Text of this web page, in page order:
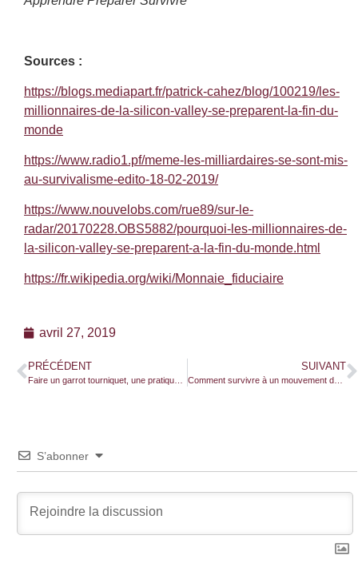
Sources :
https://blogs.mediapart.fr/patrick-cahez/blog/100219/les-
millionnaires-de-la-silicon-valley-se-preparent-la-fin-du-
monde
https://www.radio1.pf/meme-les-milliardaires-se-sont-mis-
au-survivalisme-edito-18-02-2019/
https://www.nouvelobs.com/rue89/sur-le-
radar/20170228.OBS5882/pourquoi-les-millionnaires-de-
la-silicon-valley-se-preparent-a-la-fin-du-monde.html
https://fr.wikipedia.org/wiki/Monnaie_fiduciaire
avril 27, 2019
PRÉCÉDENT SUIVANT
Comment survivre à un mouvement de foule incontrôlable?
S’abonner